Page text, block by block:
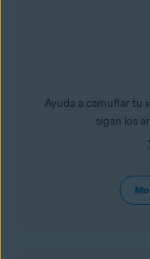
Ayuda a camuflar tu
sigan los